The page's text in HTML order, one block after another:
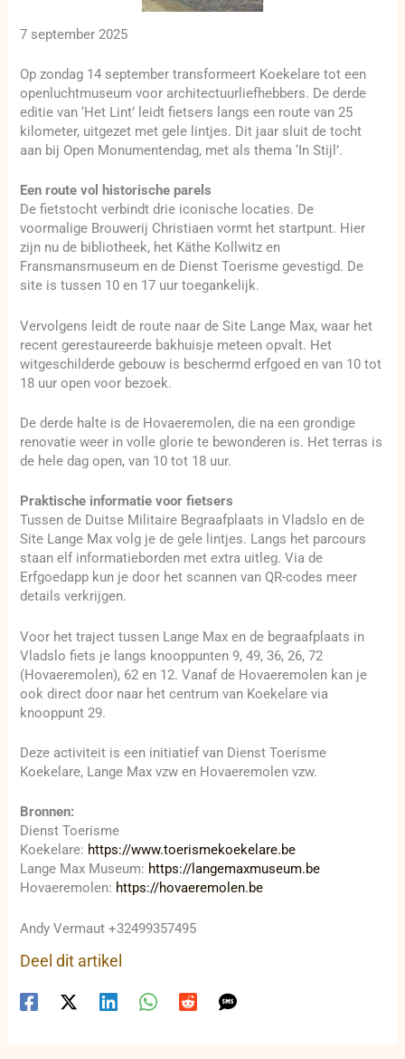
7 september 2025
Op zondag 14 september transformeert Koekelare tot een
openluchtmuseum voor architectuurliefhebbers. De derde
editie van ‘Het Lint’ leidt fietsers langs een route van 25
kilometer, uitgezet met gele lintjes. Dit jaar sluit de tocht
aan bij Open Monumentendag, met als thema ‘In Stijl’.
Een route vol historische parels
De fietstocht verbindt drie iconische locaties. De
voormalige Brouwerij Christiaen vormt het startpunt. Hier
zijn nu de bibliotheek, het Käthe Kollwitz en
Fransmansmuseum en de Dienst Toerisme gevestigd. De
site is tussen 10 en 17 uur toegankelijk.
Vervolgens leidt de route naar de Site Lange Max, waar het
recent gerestaureerde bakhuisje meteen opvalt. Het
witgeschilderde gebouw is beschermd erfgoed en van 10 tot
18 uur open voor bezoek.
De derde halte is de Hovaeremolen, die na een grondige
renovatie weer in volle glorie te bewonderen is. Het terras is
de hele dag open, van 10 tot 18 uur.
Praktische informatie voor fietsers
Tussen de Duitse Militaire Begraafplaats in Vladslo en de
Site Lange Max volg je de gele lintjes. Langs het parcours
staan elf informatieborden met extra uitleg. Via de
Erfgoedapp kun je door het scannen van QR-codes meer
details verkrijgen.
Voor het traject tussen Lange Max en de begraafplaats in
Vladslo fiets je langs knooppunten 9, 49, 36, 26, 72
(Hovaeremolen), 62 en 12. Vanaf de Hovaeremolen kan je
ook direct door naar het centrum van Koekelare via
knooppunt 29.
Deze activiteit is een initiatief van Dienst Toerisme
Koekelare, Lange Max vzw en Hovaeremolen vzw.
Bronnen:
Dienst Toerisme
Koekelare: https://www.toerismekoekelare.be
Lange Max Museum: https://langemaxmuseum.be
Hovaeremolen: https://hovaeremolen.be
Andy Vermaut +32499357495
Deel dit artikel